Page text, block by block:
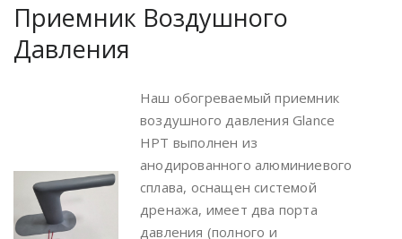
Приемник Воздушного
Давления
Наш обогреваемый приемник
воздушного давления Glance
HPT выполнен из
анодированного алюминиевого
сплава, оснащен системой
дренажа, имеет два порта
давления (полного и